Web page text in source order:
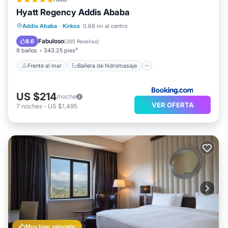
Hyatt Regency Addis Ababa
Addis Ababa · Kirkos 0.68 mi al centro
8.6 Fabuloso(265 Reseñas)
9 baños 343.25 pies²
Frente al mar Bañera de hidromasaje
Frente al mar
Bañera de hidromasaje
Desayuno
Aparcamiento
US $214/noche
7 noches - US $1,495 VER OFERTA
Muy bien valorado